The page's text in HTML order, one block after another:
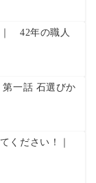
｜ 42年の職人
第一話 石選びか
ください！｜